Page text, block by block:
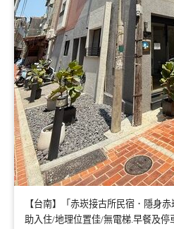
【台南】「赤崁接古所民宿．隱身
助入住/地理位置佳/無電梯.早餐及停